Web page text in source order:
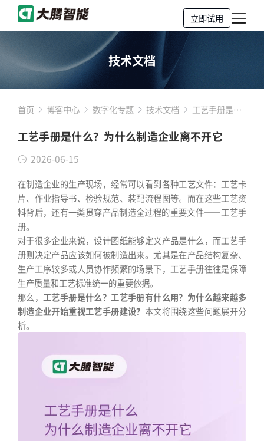
立即试用
技术文档
首页 博客中心 数字化专题 技术文档
工艺手册是什
造企业离不开
工艺手册是什么？为什么制造企业离不开它
2026-06-15
在制造企业的生产现场，经常可以看到各种工艺文件：工艺卡
片、作业指导书、检验规范、装配流程图等。而在这些工艺资
料背后，还有一类贯穿产品制造全过程的重要文件——工艺手
册。
对于很多企业来说，设计图纸能够定义产品是什么，而工艺手
册则决定产品应该如何被制造出来。尤其是在产品结构复杂、
生产工序较多或人员协作频繁的场景下，工艺手册往往是保障
生产质量和工艺标准统一的重要依据。
那么，工艺手册是什么？工艺手册有什么用？为什么越来越多
制造企业开始重视工艺手册建设？ 本文将围绕这些问题展开分
析。